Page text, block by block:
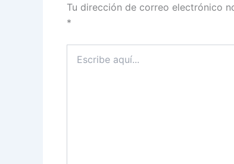
Tu dirección de correo electrónico
*
aquí...